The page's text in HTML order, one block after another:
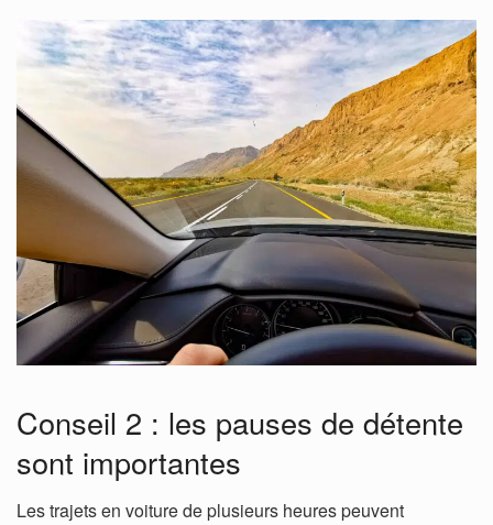
Conseil 2 : les pauses de détente
sont importantes
Les trajets en voiture de plusieurs heures peuvent